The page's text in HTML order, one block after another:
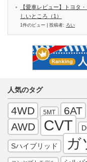
【愛車レビュー】トヨタ
しいところ（1）
1件のビュー 投稿者: ろい
人気のタグ
4WD 5MT 6AT
AWD CVT
Sハイブリッド ガ